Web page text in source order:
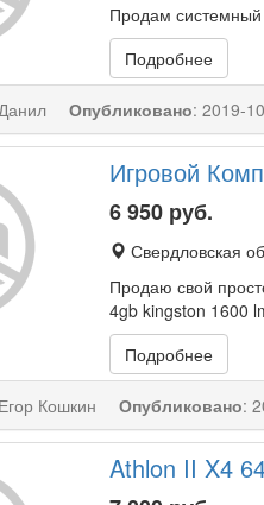
Продам системный
Подробнее
Опубликовано: 2019-
Игровой
6 950 руб.
Свердловская
Продаю свой
4gb kingston 1600
Подробнее
Егор Кошкин Опубликовано:
Athlon II X4